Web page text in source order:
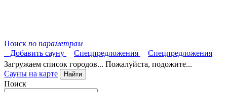
Поиск по параметрам
Добавить сауну
Спецпредложения
Спецпредложения
Загружаем список городов... Пожалуйста, подожите...
Сауны на карте
Найти
Поиск